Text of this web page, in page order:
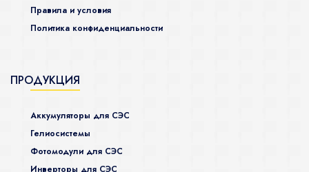
Правила и условия
Политика конфиденциальности
ПРОДУКЦИЯ
Аккумуляторы для СЭС
Гелиосистемы
Фотомодули для СЭС
Инверторы для СЭС